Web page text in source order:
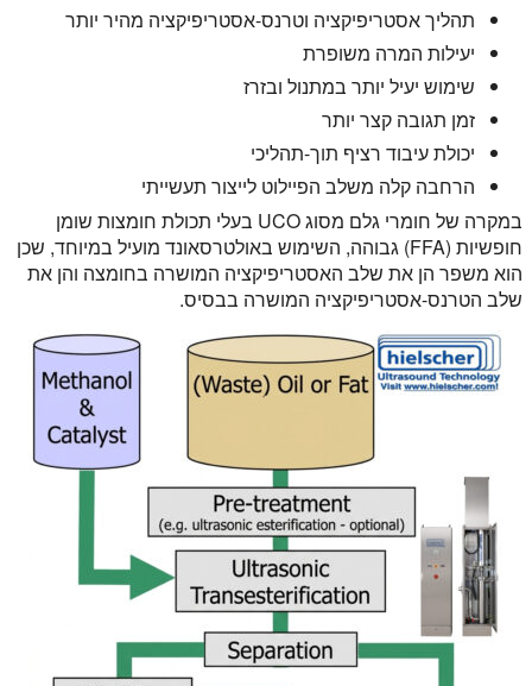
תהליך אסטריפיקציה וטרנס-אסטריפיקציה מהיר יותר
יעילות המרה משופרת
שימוש יעיל יותר במתנול ובזרז
זמן תגובה קצר יותר
יכולת עיבוד רציף תוך-תהליכי
הרחבה קלה משלב הפיילוט לייצור תעשייתי
במקרה של חומרי גלם מסוג UCO בעלי תכולת חומצות שומן
חופשיות (FFA) גבוהה, השימוש באולטרסאונד מועיל במיוחד, שכן
הוא משפר הן את שלב האסטריפיקציה המושרה בחומצה והן את
שלב הטרנס-אסטריפיקציה המושרה בבסיס.